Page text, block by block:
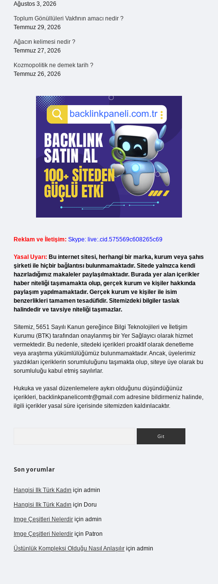
Ağustos 3, 2026
Toplum Gönüllüleri Vakfının amacı nedir ?
Temmuz 29, 2026
Ağacın kelimesi nedir ?
Temmuz 27, 2026
Kozmopolitik ne demek tarih ?
Temmuz 26, 2026
Reklam ve İletişim: Skype: live:.cid.575569c608265c69
Yasal Uyarı: Bu internet sitesi, herhangi bir marka, kurum veya şahıs
şirketi ile hiçbir bağlantısı bulunmamaktadır. Sitede yalnızca kendi
hazırladığımız makaleler paylaşılmaktadır. Burada yer alan içerikler
haber niteliği taşımamakta olup, gerçek kurum ve kişiler hakkında
paylaşım yapılmamaktadır. Gerçek kurum ve kişiler ile isim
benzerlikleri tamamen tesadüfidir. Sitemizdeki bilgiler taslak
halindedir ve tavsiye niteliği taşımazlar.
Sitemiz, 5651 Sayılı Kanun gereğince Bilgi Teknolojileri ve İletişim
Kurumu (BTK) tarafından onaylanmış bir Yer Sağlayıcı olarak hizmet
vermektedir. Bu nedenle, sitedeki içerikleri proaktif olarak denetleme
veya araştırma yükümlülüğümüz bulunmamaktadır. Ancak, üyelerimiz
yazdıkları içeriklerin sorumluluğunu taşımakta olup, siteye üye olarak bu
sorumluluğu kabul etmiş sayılırlar.
Hukuka ve yasal düzenlemelere aykırı olduğunu düşündüğünüz
içerikleri, backlinkpanelicomtr@gmail.com adresine bildirmeniz halinde,
ilgili içerikler yasal süre içerisinde sitemizden kaldırılacaktır.
Son yorumlar
Hangisi Ilk Türk Kadın için admin
Hangisi Ilk Türk Kadın için Doru
Imge Çeşitleri Nelerdir için admin
Imge Çeşitleri Nelerdir için Patron
Üstünlük Kompleksi Olduğu Nasıl Anlaşılır için admin